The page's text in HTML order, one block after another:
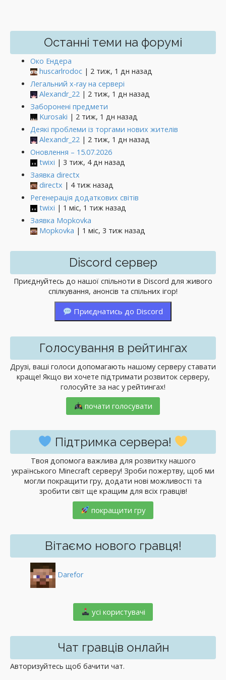
Останні теми на форумі
Око Ендера
huscarlrodoc | 2 тиж, 1 дн назад
Легальний x-ray на сервері
Alexandr_22 | 2 тиж, 1 дн назад
Заборонені предмети
Kurosaki | 2 тиж, 1 дн назад
Деякі проблеми із торгами нових жителів
Alexandr_22 | 2 тиж, 1 дн назад
Оновлення – 15.07.2026
twixi | 3 тиж, 4 дн назад
Заявка directx
directx | 4 тиж назад
Регенерація додаткових світів
twixi | 1 міс, 1 тиж назад
Заявка Mopkovka
Mopkovka | 1 міс, 3 тиж назад
Discord сервер
Приєднуйтесь до нашої спільноти в Discord для живого
спілкування, анонсів та спільних ігор!
Приєднатись до Discord
Голосування в рейтингах
Друзі, ваші голоси допомагають нашому серверу ставати
краще! Якщо ви хочете підтримати розвиток серверу,
голосуйте за нас у рейтингах!
почати голосувати
Підтримка сервера!
Твоя допомога важлива для розвитку нашого
українського Minecraft серверу! Зроби пожертву, щоб ми
могли покращити гру, додати нові можливості та
зробити світ ще кращим для всіх гравців!
покращити гру
Вітаємо нового гравця!
Darefor
️ усі користувачі
Чат гравців онлайн
Авторизуйтесь щоб бачити чат.